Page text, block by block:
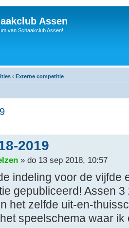
Assen
van Schaakclub Assen!
‹ Externe competitie
2019
» do 13 sep 2018, 10:57
indeling voor de vijfde
gepubliceerd! Assen
het zelfde uit-en-
speelschema waar ik